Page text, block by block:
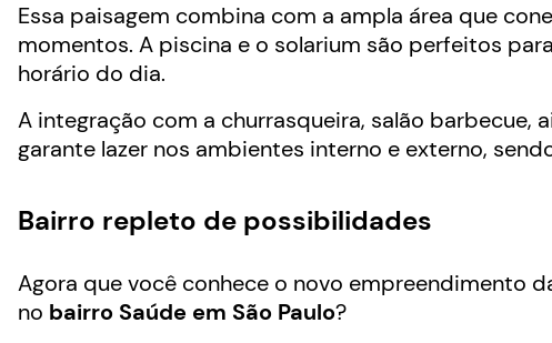
Essa paisagem combina com a ampla área que
momentos. A piscina e o solarium são perfeitos
horário do dia.
A integração com a churrasqueira, salão barbecue,
garante lazer nos ambientes interno e externo,
Bairro repleto de possibilidades
Agora que você conhece o novo empreendimento
no bairro Saúde em São Paulo?